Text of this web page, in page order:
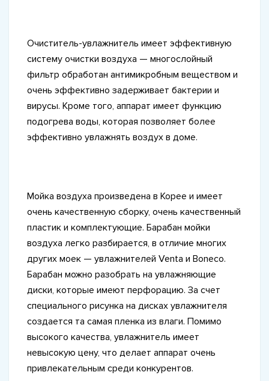
Очиститель-увлажнитель имеет эффективную
систему очистки воздуха — многослойный
фильтр обработан антимикробным веществом и
очень эффективно задерживает бактерии и
вирусы. Кроме того, аппарат имеет функцию
подогрева воды, которая позволяет более
эффективно увлажнять воздух в доме.
Мойка воздуха произведена в Корее и имеет
очень качественную сборку, очень качественный
пластик и комплектующие. Барабан мойки
воздуха легко разбирается, в отличие многих
других моек — увлажнителей Venta и Boneco.
Барабан можно разобрать на увлажняющие
диски, которые имеют перфорацию. За счет
специального рисунка на дисках увлажнителя
создается та самая пленка из влаги. Помимо
высокого качества, увлажнитель имеет
невысокую цену, что делает аппарат очень
привлекательным среди конкурентов.